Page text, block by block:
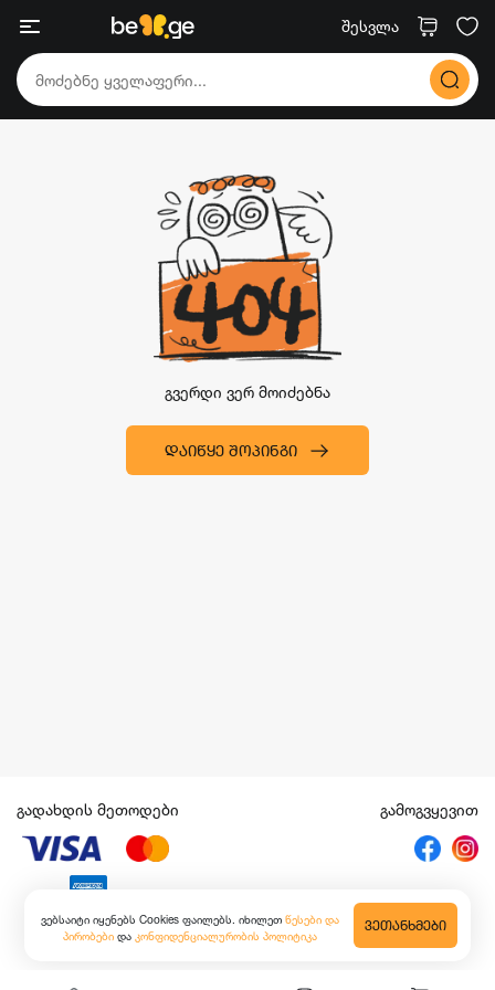
შესვლა
გვერდი ვერ მოიძებნა
ᲓᲐᲘᲬᲧᲔ ᲨᲝᲞᲘᲜᲒᲘ
ვებსაიტი იყენებს Cookies ფაილებს. იხილეთ წესები და
პირობები და კონფიდენციალურობის პოლიტიკა
ᲕᲔᲗᲐᲜᲮᲛᲔᲑᲘ
გადახდის მეთოდები გამოგვყევით